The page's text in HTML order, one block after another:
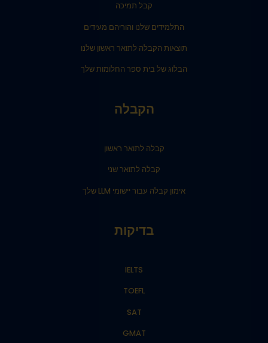
קבל תמיכה
התלמידים שלנו והוריהם מעידים
תוצאות הקבלה לתואר ראשון שלנו
הבלוג של בית ספר החלומות שלך
הקבלה
קבלה לתואר ראשון
קבלה לתואר שני
אימון קבלה עבור יישומי LLM שלך
בדיקות
IELTS
TOEFL
SAT
GMAT